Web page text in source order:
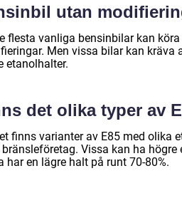
utan
flesta vanliga bensinbilar kan
Men vissa bilar kan kräva
etanolhalter.
det olika typer av
finns varianter av E85 med olika
Vissa kan ha
har en lägre halt på runt 70-80%.